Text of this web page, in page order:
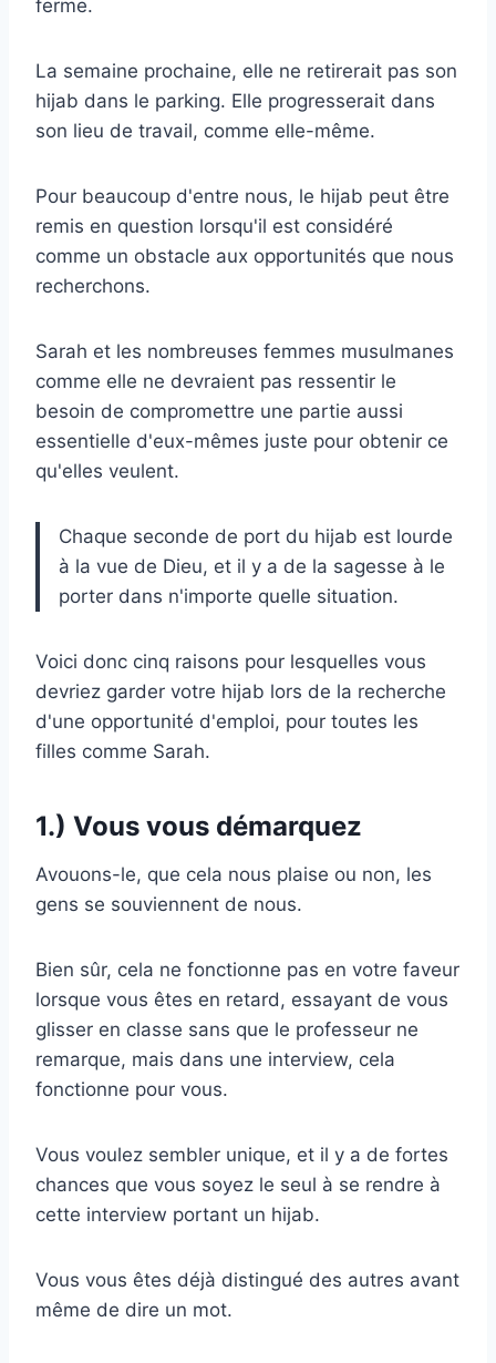
ferme.
La semaine prochaine, elle ne retirerait pas son
hijab dans le parking. Elle progresserait dans
son lieu de travail, comme elle-même.
Pour beaucoup d'entre nous, le hijab peut être
remis en question lorsqu'il est considéré
comme un obstacle aux opportunités que nous
recherchons.
Sarah et les nombreuses femmes musulmanes
comme elle ne devraient pas ressentir le
besoin de compromettre une partie aussi
essentielle d'eux-mêmes juste pour obtenir ce
qu'elles veulent.
Chaque seconde de port du hijab est lourde
à la vue de Dieu, et il y a de la sagesse à le
porter dans n'importe quelle situation.
Voici donc cinq raisons pour lesquelles vous
devriez garder votre hijab lors de la recherche
d'une opportunité d'emploi, pour toutes les
filles comme Sarah.
1.) Vous vous démarquez
Avouons-le, que cela nous plaise ou non, les
gens se souviennent de nous.
Bien sûr, cela ne fonctionne pas en votre faveur
lorsque vous êtes en retard, essayant de vous
glisser en classe sans que le professeur ne
remarque, mais dans une interview, cela
fonctionne pour vous.
Vous voulez sembler unique, et il y a de fortes
chances que vous soyez le seul à se rendre à
cette interview portant un hijab.
Vous vous êtes déjà distingué des autres avant
même de dire un mot.